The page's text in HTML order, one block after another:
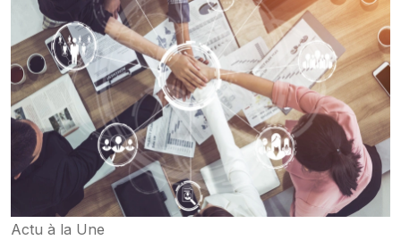
Actu à la Une